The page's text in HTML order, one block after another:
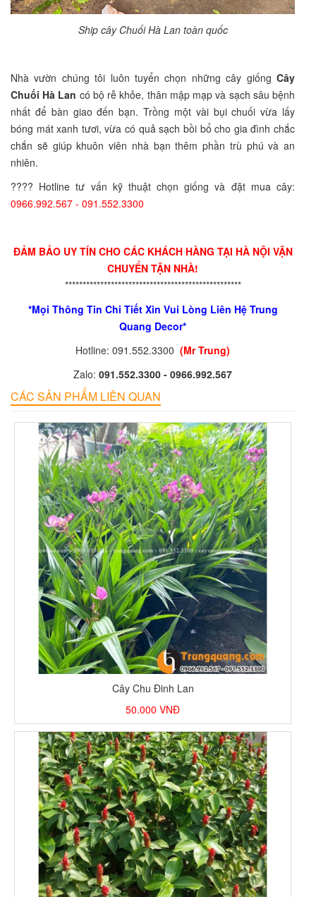
Ship cây Chuối Hà Lan toàn quốc
Nhà vườn chúng tôi luôn tuyển chọn những cây giống Cây
Chuối Hà Lan có bộ rễ khỏe, thân mập mạp và sạch sâu bệnh
nhất để bàn giao đến bạn. Trồng một vài bụi chuối vừa lấy
bóng mát xanh tươi, vừa có quả sạch bồi bổ cho gia đình chắc
chắn sẽ giúp khuôn viên nhà bạn thêm phần trù phú và an
nhiên.
???? Hotline tư vấn kỹ thuật chọn giống và đặt mua cây:
0966.992.567 - 091.552.3300
ĐẢM BẢO UY TÍN CHO CÁC KHÁCH HÀNG TẠI HÀ NỘI VẬN
CHUYỂN TẬN NHÀ!
**************************************************
*Mọi Thông Tin Chi Tiết Xin Vui Lòng Liên Hệ Trung
Quang Decor*
Hotline: 091.552.3300 (Mr Trung)
Zalo: 091.552.3300 - 0966.992.567
CÁC SẢN PHẨM LIÊN QUAN
Cây Chu Đinh Lan
50.000 VNĐ